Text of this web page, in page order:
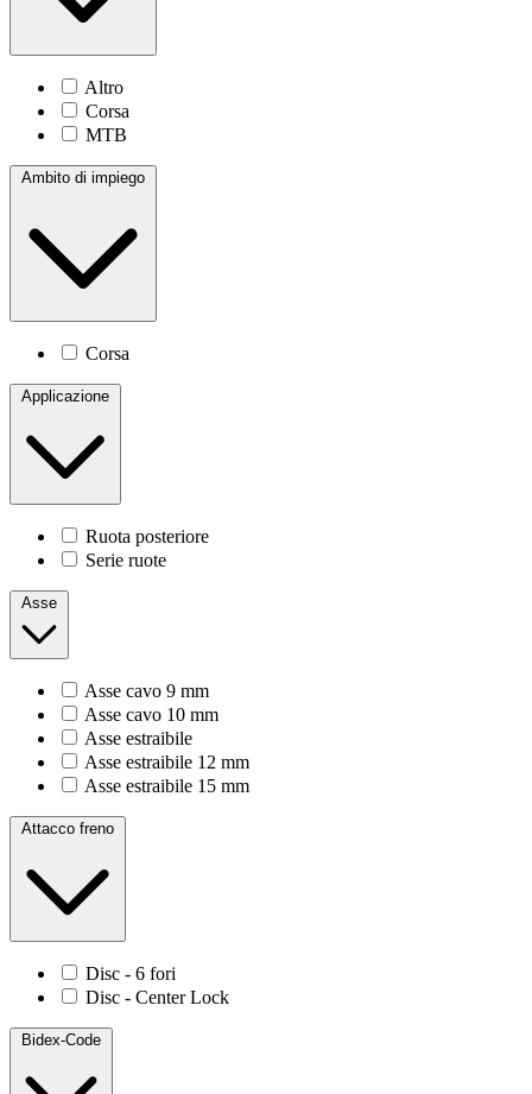
Altro
Corsa
MTB
Ambito di impiego
Corsa
Applicazione
Ruota posteriore
Serie ruote
Asse
Asse cavo 9 mm
Asse cavo 10 mm
Asse estraibile
Asse estraibile 12 mm
Asse estraibile 15 mm
Attacco freno
Disc - 6 fori
Disc - Center Lock
Bidex-Code